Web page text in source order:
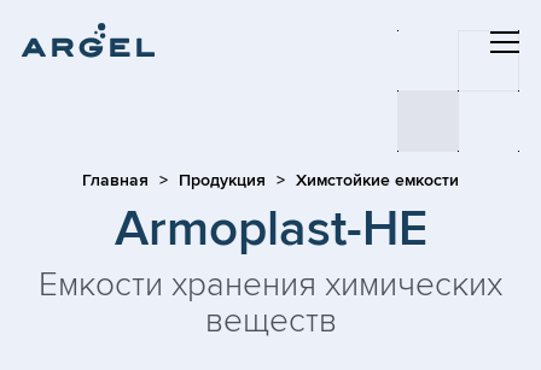
Главная Продукция Химстойкие емкости
Armoplast-HE
Емкости хранения химических
веществ